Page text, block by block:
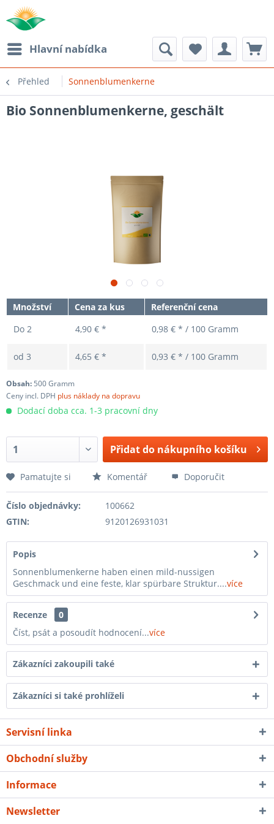
Hlavní nabídka
Přehled Sonnenblumenkerne
Bio Sonnenblumenkerne, geschält
Množství Cena za kus
Referenční cena
Do 2 4,90 € * 0,98 € * / 100 Gramm
od 3 4,65 € * 0,93 € * / 100 Gramm
Obsah: 500 Gramm
Ceny incl. DPH plus náklady na dopravu
Dodací doba cca. 1-3 pracovní dny
Přidat do nákupního košíku
Pamatujte si Komentář Doporučit
Číslo objednávky:
100662
GTIN:
9120126931031
Popis
Sonnenblumenkerne haben einen mild-nussigen
Geschmack und eine feste, klar spürbare Struktur....více
Recenze
0
Číst, psát a posoudít hodnocení...více
Zákazníci zakoupili také
Zákazníci si také prohlíželi
Servisní linka
Obchodní služby
Informace
Newsletter